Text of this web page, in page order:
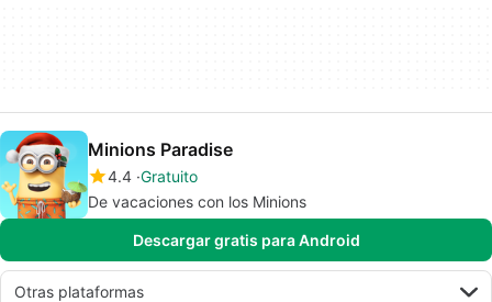
Minions Paradise
4.4 Gratuito
De vacaciones con los Minions
Descargar gratis para Android
Otras plataformas